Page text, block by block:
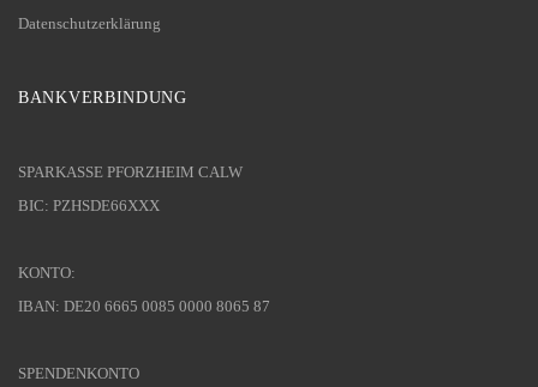
Datenschutzerklärung
BANKVERBINDUNG
SPARKASSE PFORZHEIM CALW
BIC: PZHSDE66XXX
KONTO:
IBAN: DE20 6665 0085 0000 8065 87
SPENDENKONTO